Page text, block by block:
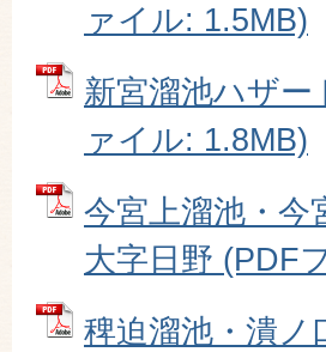
ァイル: 1.5MB)
新宮溜池ハザ
ァイル: 1.8MB)
今宮上溜池・
大字日野 (PDF
稗迫溜池・潰